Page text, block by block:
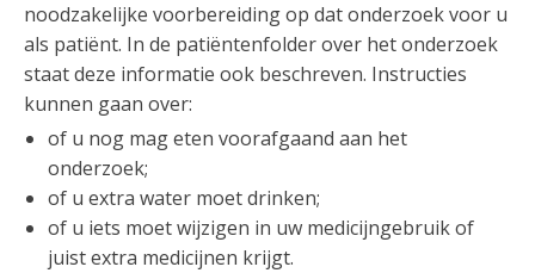
noodzakelijke voorbereiding op dat onderzoek voor u
als patiënt. In de patiëntenfolder over het onderzoek
staat deze informatie ook beschreven. Instructies
kunnen gaan over:
of u nog mag eten voorafgaand aan het
onderzoek;
of u extra water moet drinken;
of u iets moet wijzigen in uw medicijngebruik of
juist extra medicijnen krijgt.